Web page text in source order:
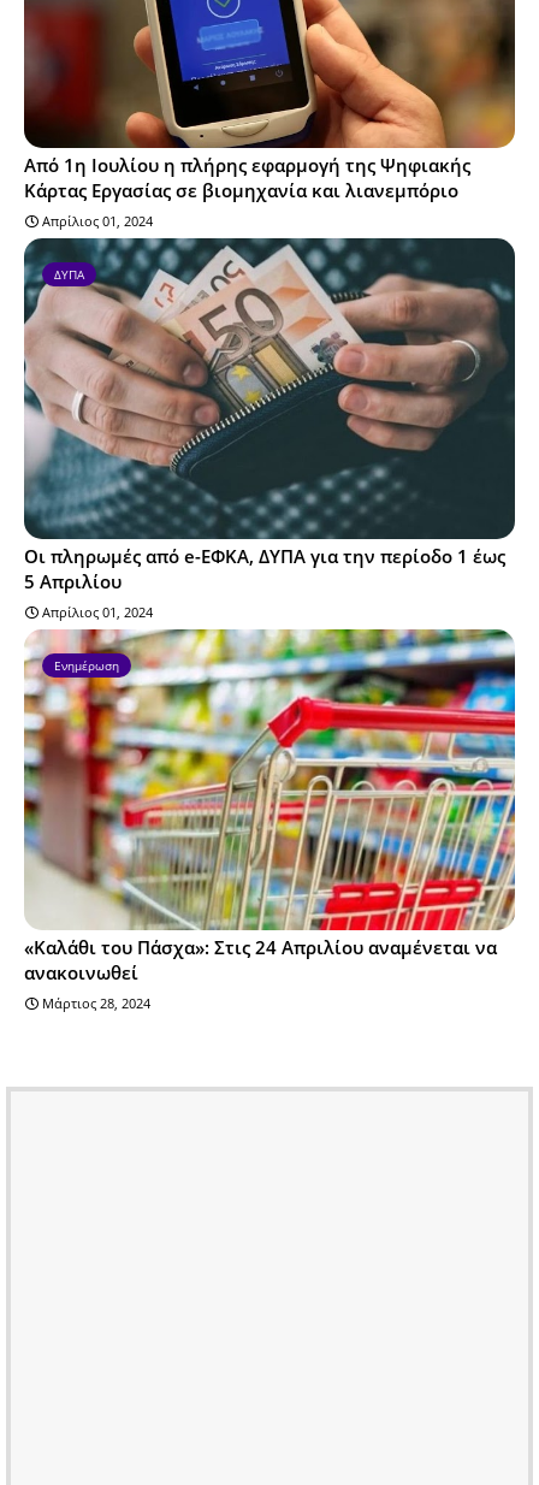
Από 1η Ιουλίου η πλήρης εφαρμογή της Ψηφιακής
Κάρτας Εργασίας σε βιομηχανία και λιανεμπόριο
Απρίλιος 01, 2024
ΔΥΠΑ
Οι πληρωμές από e-ΕΦΚΑ, ΔΥΠΑ για την περίοδο 1 έως
5 Απριλίου
Απρίλιος 01, 2024
Ενημέρωση
«Καλάθι του Πάσχα»: Στις 24 Απριλίου αναμένεται να
ανακοινωθεί
Μάρτιος 28, 2024